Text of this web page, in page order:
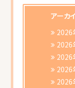
アーカ
2026
2026
2026
2026
2026